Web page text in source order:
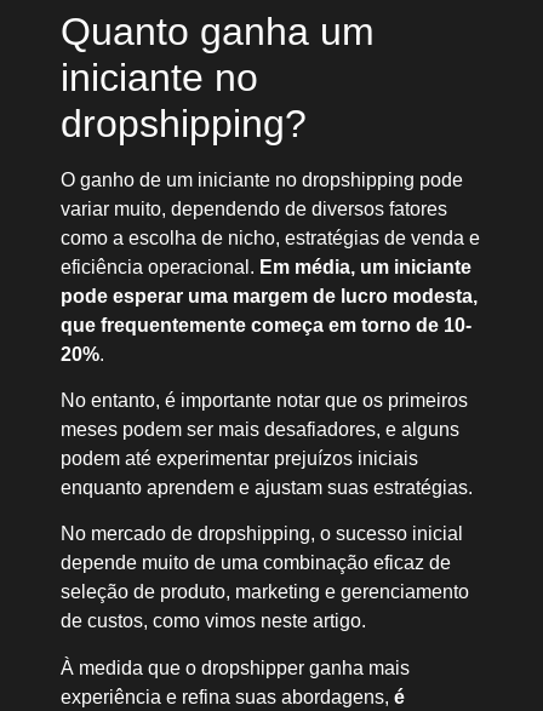
Quanto ganha um
iniciante no
dropshipping?
O ganho de um iniciante no dropshipping pode
variar muito, dependendo de diversos fatores
como a escolha de nicho, estratégias de venda e
eficiência operacional. Em média, um iniciante
pode esperar uma margem de lucro modesta,
que frequentemente começa em torno de 10-
20%.
No entanto, é importante notar que os primeiros
meses podem ser mais desafiadores, e alguns
podem até experimentar prejuízos iniciais
enquanto aprendem e ajustam suas estratégias.
No mercado de dropshipping, o sucesso inicial
depende muito de uma combinação eficaz de
seleção de produto, marketing e gerenciamento
de custos, como vimos neste artigo.
À medida que o dropshipper ganha mais
experiência e refina suas abordagens, é